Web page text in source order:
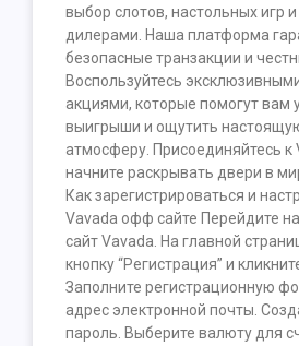
выбор слотов, настольных игр
дилерами. Наша платформа
безопасные транзакции и
Воспользуйтесь
акциями, которые помогут вам
выигрыши и ощутить
атмосферу. Присоединяйтесь к
начните раскрывать двери в
Как зарегистрироваться и
Vavada офф сайте Перейдите
сайт Vavada. На главной
кнопку “Регистрация” и
Заполните регистрационную
адрес электронной почты.
пароль. Выберите валюту для